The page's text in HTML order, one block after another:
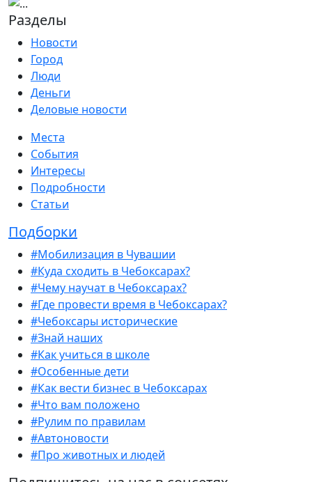
Разделы
Новости
Город
Люди
Деньги
Деловые новости
Места
События
Интересы
Подробности
Статьи
Подборки
#Мобилизация в Чувашии
#Куда сходить в Чебоксарах?
#Чему научат в Чебоксарах?
#Где провести время в Чебоксарах?
#Чебоксары исторические
#Знай наших
#Как учиться в школе
#Особенные дети
#Как вести бизнес в Чебоксарах
#Что вам положено
#Рулим по правилам
#Автоновости
#Про животных и людей